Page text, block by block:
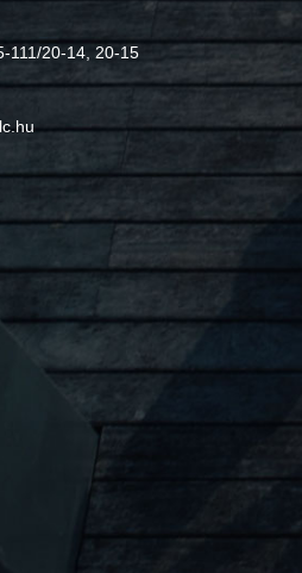
111/20-14, 20-15